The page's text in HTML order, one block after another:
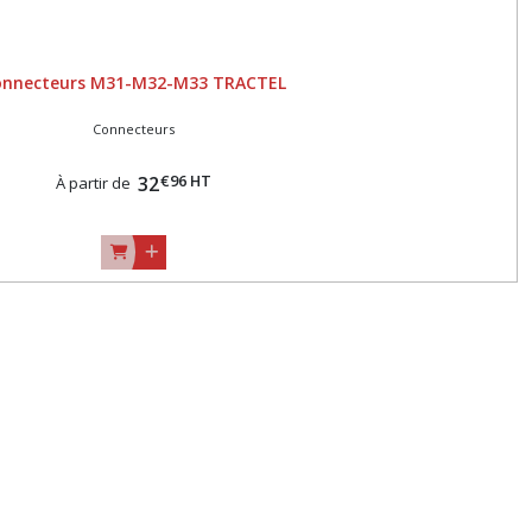
M31-M32-M33 TRACTEL
Connecteurs
À partir de 32€96 HT